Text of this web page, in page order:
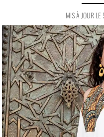
MIS À JOUR